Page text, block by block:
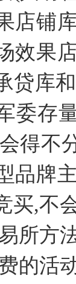
店铺
效果
贷库
委存
得不
品牌
买,不
所方
的活